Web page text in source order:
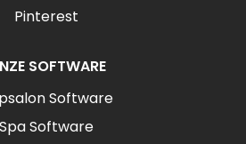
Pinterest
SOFTWARE
Software
Spa Software